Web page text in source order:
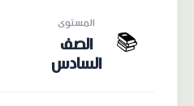
📚
المستوى
الصف
السادس